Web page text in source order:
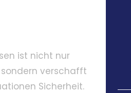
ist nicht nur
verschafft
Sicherheit.